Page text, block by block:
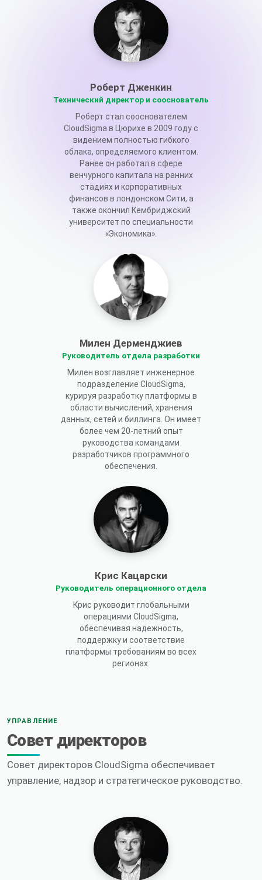
Роберт Дженкин
Технический директор и сооснователь
Роберт стал сооснователем
CloudSigma в Цюрихе в 2009 году с
видением полностью гибкого
облака, определяемого клиентом.
Ранее он работал в сфере
венчурного капитала на ранних
стадиях и корпоративных
финансов в лондонском Сити, а
также окончил Кембриджский
университет по специальности
«Экономика».
Милен Дерменджиев
Руководитель отдела разработки
Милен возглавляет инженерное
подразделение CloudSigma,
курируя разработку платформы в
области вычислений, хранения
данных, сетей и биллинга. Он имеет
более чем 20-летний опыт
руководства командами
разработчиков программного
обеспечения.
Крис Кацарски
Руководитель операционного отдела
Крис руководит глобальными
операциями CloudSigma,
обеспечивая надежность,
поддержку и соответствие
платформы требованиям во всех
регионах.
УПРАВЛЕНИЕ
Совет директоров
Совет директоров CloudSigma обеспечивает
управление, надзор и стратегическое руководство.